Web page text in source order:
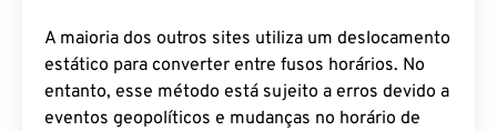
A maioria dos outros sites utiliza um deslocamento
estático para converter entre fusos horários. No
entanto, esse método está sujeito a erros devido a
eventos geopolíticos e mudanças no horário de